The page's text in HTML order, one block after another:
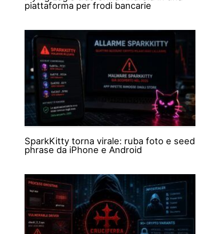
piattaforma per frodi bancarie
SparkKitty torna virale: ruba foto e seed
phrase da iPhone e Android